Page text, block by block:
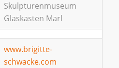
Skulpturenmuseum
Glaskasten Marl
www.brigitte-
schwacke.com